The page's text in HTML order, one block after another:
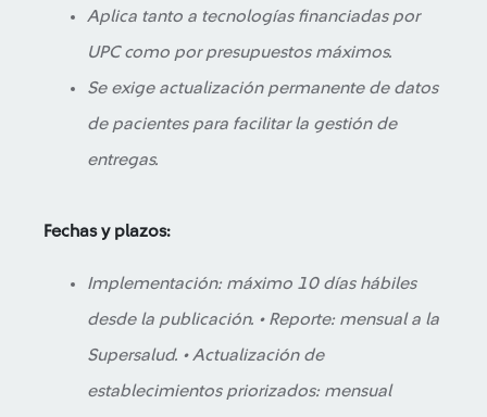
Aplica tanto a tecnologías financiadas por
UPC como por presupuestos máximos.
Se exige actualización permanente de datos
de pacientes para facilitar la gestión de
entregas.
Fechas y plazos:
Implementación: máximo 10 días hábiles
desde la publicación. • Reporte: mensual a la
Supersalud. • Actualización de
establecimientos priorizados: mensual